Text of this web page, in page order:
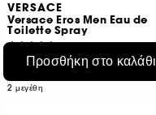
VERSACE
Versace Eros Men Eau de
Toilette Spray
470
€ 86,95
2 μεγέθη
Προσθήκη στο καλάθι